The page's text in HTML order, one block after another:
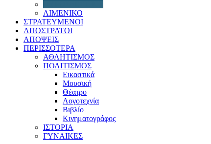
ΛΙΜΕΝΙΚΟ
ΣΤΡΑΤΕΥΜΕΝΟΙ
ΑΠΟΣΤΡΑΤΟΙ
ΑΠΟΨΕΙΣ
ΠΕΡΙΣΣΟΤΕΡΑ
ΑΘΛΗΤΙΣΜΟΣ
ΠΟΛΙΤΙΣΜΟΣ
Εικαστικά
Μουσική
Θέατρο
Λογοτεχνία
Βιβλίο
Κινηματογράφος
ΙΣΤΟΡΙΑ
ΓΥΝΑΙΚΕΣ